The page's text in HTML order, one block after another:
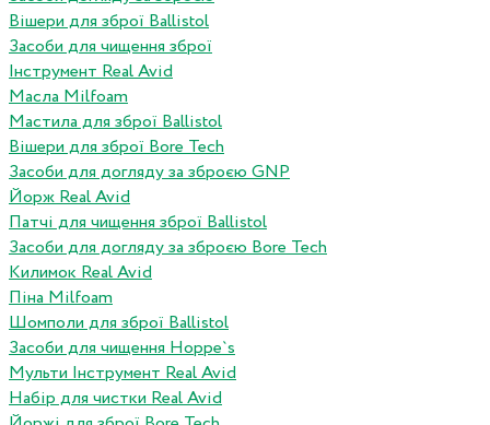
Вішери для зброї Ballistol
Засоби для чищення зброї
Інструмент Real Avid
Масла Milfoam
Мастила для зброї Ballistol
Вішери для зброї Bore Tech
Засоби для догляду за зброєю GNP
Йорж Real Avid
Патчі для чищення зброї Ballistol
Засоби для догляду за зброєю Bore Tech
Килимок Real Avid
Піна Milfoam
Шомполи для зброї Ballistol
Засоби для чищення Hoppe`s
Мульти Інструмент Real Avid
Набір для чистки Real Avid